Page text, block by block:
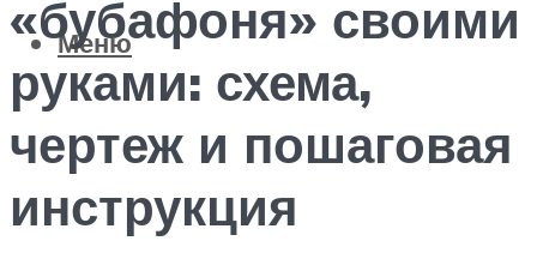
Меню
«бубафоня» своими
руками: схема,
чертеж и пошаговая
инструкция